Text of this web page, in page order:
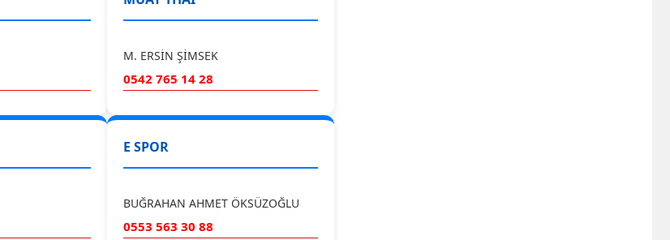
M. ERSİN ŞİMSEK
0542 765 14 28
E SPOR
BUĞRAHAN AHMET ÖKSÜZOĞLU
0553 563 30 88